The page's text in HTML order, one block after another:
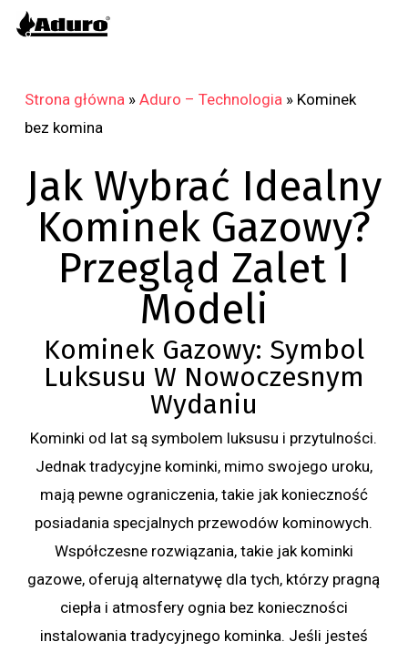
Skip
contentStrona główna» Aduro – Technologia» Kominek
bez komina
Jak Wybrać Idealny
Kominek Gazowy?
Przegląd Zalet I
Modeli
Kominek Gazowy: Symbol
Luksusu W Nowoczesnym
Wydaniu
Kominki od lat są symbolem luksusu i przytulności.
Jednak tradycyjne kominki, mimo swojego uroku,
mają pewne ograniczenia, takie jak konieczność
posiadania specjalnych przewodów kominowych.
Współczesne rozwiązania, takie jak kominki
gazowe, oferują alternatywę dla tych, którzy pragną
ciepła i atmosfery ognia bez konieczności
instalowania tradycyjnego kominka. Jeśli jesteś